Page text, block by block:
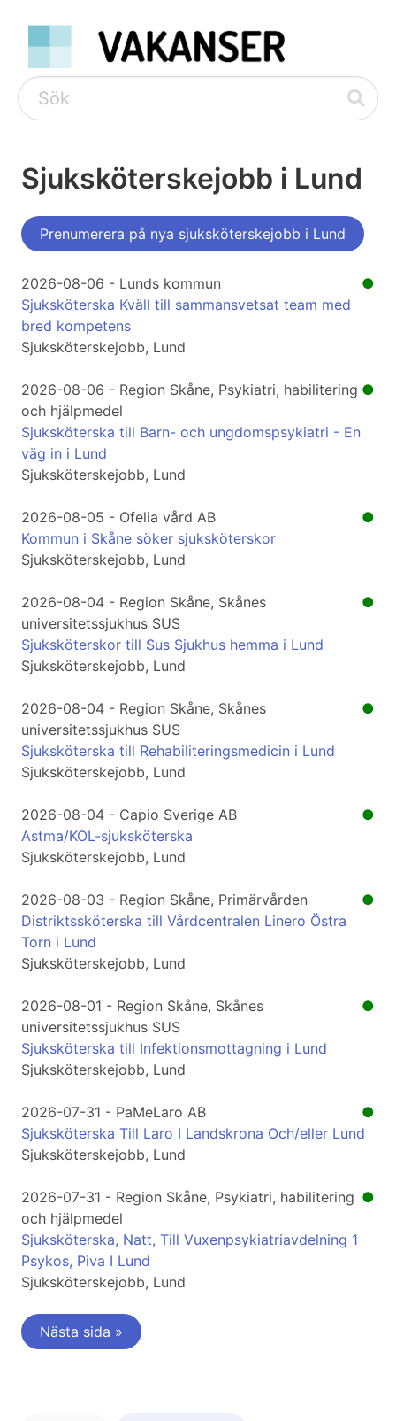
Sjuksköterskejobb i Lund
Prenumerera på nya sjuksköterskejobb i Lund
●
2026-08-06 - Lunds kommun
Sjuksköterska Kväll till sammansvetsat team med
bred kompetens
Sjuksköterskejobb, Lund
●
2026-08-06 - Region Skåne, Psykiatri, habilitering
och hjälpmedel
Sjuksköterska till Barn- och ungdomspsykiatri - En
väg in i Lund
Sjuksköterskejobb, Lund
●
2026-08-05 - Ofelia vård AB
Kommun i Skåne söker sjuksköterskor
Sjuksköterskejobb, Lund
●
2026-08-04 - Region Skåne, Skånes
universitetssjukhus SUS
Sjuksköterskor till Sus Sjukhus hemma i Lund
Sjuksköterskejobb, Lund
●
2026-08-04 - Region Skåne, Skånes
universitetssjukhus SUS
Sjuksköterska till Rehabiliteringsmedicin i Lund
Sjuksköterskejobb, Lund
●
2026-08-04 - Capio Sverige AB
Astma/KOL-sjuksköterska
Sjuksköterskejobb, Lund
●
2026-08-03 - Region Skåne, Primärvården
Distriktssköterska till Vårdcentralen Linero Östra
Torn i Lund
Sjuksköterskejobb, Lund
●
2026-08-01 - Region Skåne, Skånes
universitetssjukhus SUS
Sjuksköterska till Infektionsmottagning i Lund
Sjuksköterskejobb, Lund
●
2026-07-31 - PaMeLaro AB
Sjuksköterska Till Laro I Landskrona Och/eller Lund
Sjuksköterskejobb, Lund
●
2026-07-31 - Region Skåne, Psykiatri, habilitering
och hjälpmedel
Sjuksköterska, Natt, Till Vuxenpsykiatriavdelning 1
Psykos, Piva I Lund
Sjuksköterskejobb, Lund
Nästa sida »